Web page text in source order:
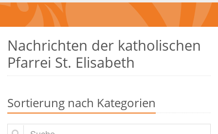
Nachrichten der katholischen
Pfarrei St. Elisabeth
Sortierung nach Kategorien
Suche